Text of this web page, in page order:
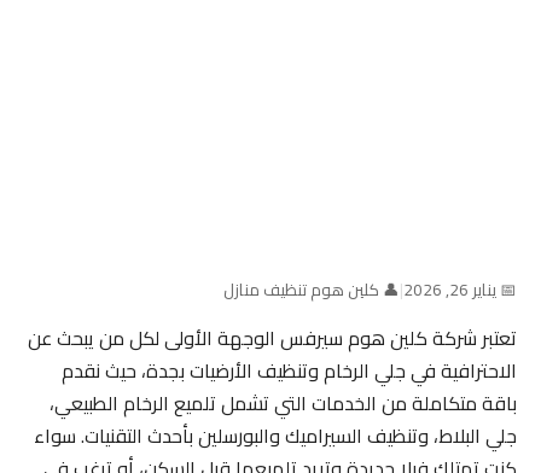
📅 يناير 26, 2026 |👤 كلين هوم تنظيف منازل
تعتبر شركة كلين هوم سيرفس الوجهة الأولى لكل من يبحث عن
الاحترافية في جلي الرخام وتنظيف الأرضيات بجدة، حيث نقدم
باقة متكاملة من الخدمات التي تشمل تلميع الرخام الطبيعي،
جلي البلاط، وتنظيف السيراميك والبورسلين بأحدث التقنيات. سواء